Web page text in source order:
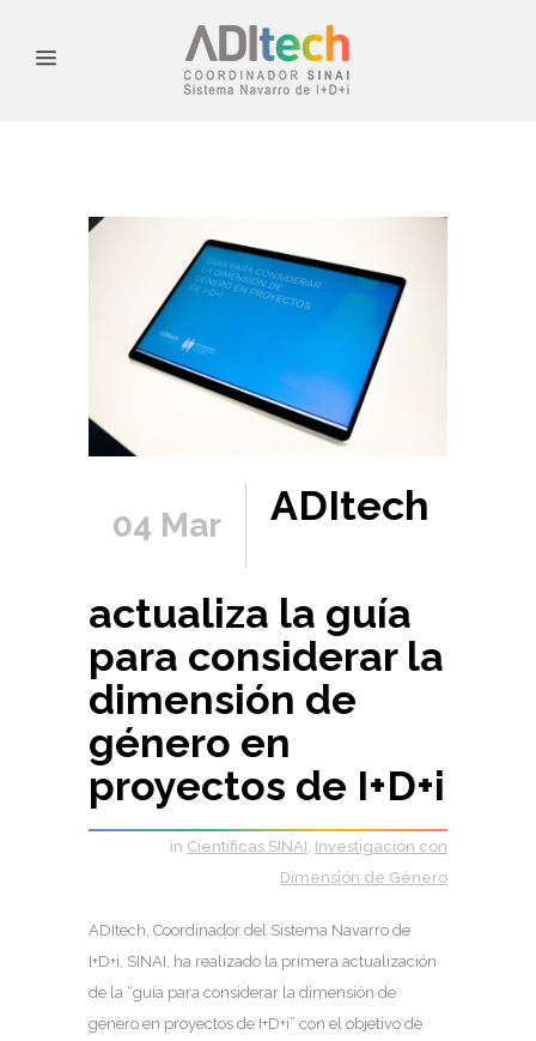
04 Mar ADItech
actualiza la guía
para considerar la
dimensión de
género en
proyectos de I+D+i
in Científicas SINAI Investigación con
Dimensión de Género
ADItech, Coordinador del Sistema Navarro de
I+D+i, SINAI, ha realizado la primera actualización
de la “guía para considerar la dimensión de
género en proyectos de I+D+i” con el objetivo de